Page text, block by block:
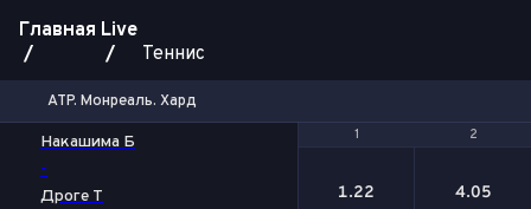
Главная Live
Теннис
ATP. Монреаль. Хард
1 2
Накашима Б
-
Дроге Т
1 2
1.22 4.05